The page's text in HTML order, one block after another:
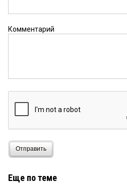
Комментарий
Отправить
Еще по теме